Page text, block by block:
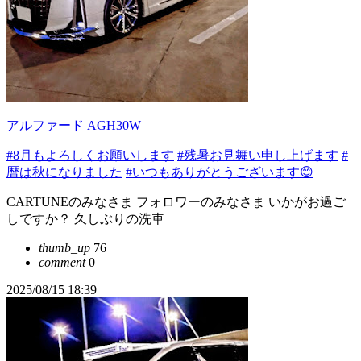
アルファード AGH30W
#8月もよろしくお願いします #残暑お見舞い申し上げます #
暦は秋になりました #いつもありがとうございます😊
CARTUNEのみなさま フォロワーのみなさま いかがお過ご
しですか？ 久しぶりの洗車
thumb_up 76
comment0
2025/08/15 18:39